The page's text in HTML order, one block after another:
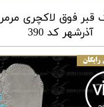
قبر فوق لاکچری مرمر
آذرشهر کد 390